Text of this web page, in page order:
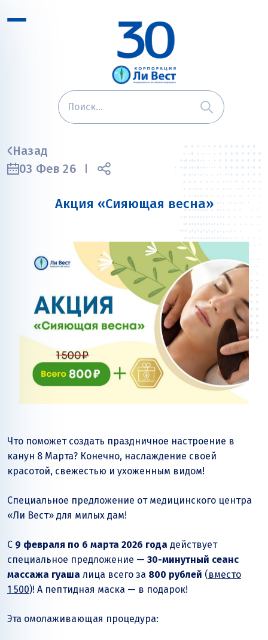
Назад
03 Фев 26
Акция «Сияющая весна»
Что поможет создать праздничное настроение в
канун 8 Марта? Конечно, наслаждение своей
красотой, свежестью и ухоженным видом!
Специальное предложение от медицинского центра
«Ли Вест» для милых дам!
С 9 февраля по 6 марта 2026 года действует
специальное предложение — 30-минутный сеанс
массажа гуаша лица всего за 800 рублей (вместо
1 500)! А пептидная маска — в подарок!
Эта омолаживающая процедура: